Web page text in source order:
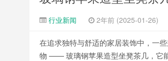
行业新闻 2年前 (2025-01-26)
在追求独特与舒适的家居装饰中，一
物 —— 玻璃钢苹果造型坐凳茶几，它